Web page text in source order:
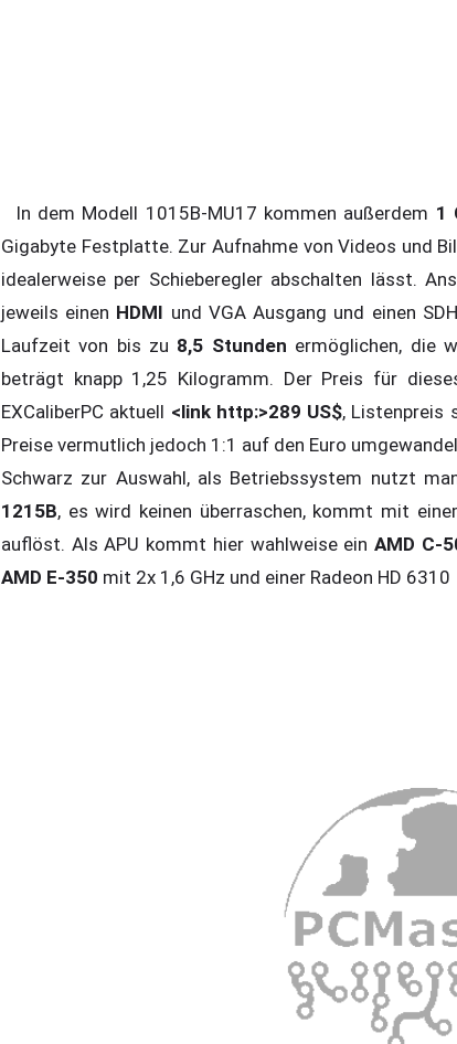
In dem Modell 1015B-MU17 kommen außerdem 1
Gigabyte Festplatte. Zur Aufnahme von Videos und
idealerweise per Schieberegler abschalten lässt.
jeweils einen HDMI und VGA Ausgang und einen
Laufzeit von bis zu 8,5 Stunden ermöglichen, die
beträgt knapp 1,25 Kilogramm. Der Preis für
EXCaliberPC aktuell <link http:>289 US$, Listenpreis
Preise vermutlich jedoch 1:1 auf den Euro
Schwarz zur Auswahl, als Betriebssystem nutzt
1215B, es wird keinen überraschen, kommt mit
auflöst. Als APU kommt hier wahlweise einAMD C-
AMD E-350 mit 2x 1,6 GHz und einer Radeon HD